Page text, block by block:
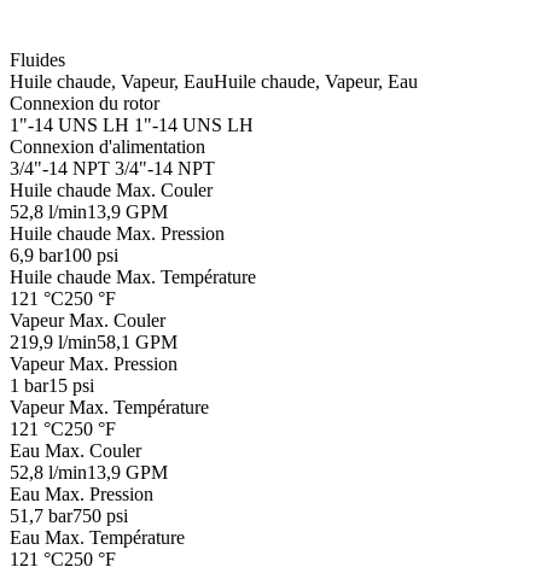
Fluides
Huile chaude, Vapeur, EauHuile chaude, Vapeur, Eau
Connexion du rotor
1"-14 UNS LH 1"-14 UNS LH
Connexion d'alimentation
3/4"-14 NPT 3/4"-14 NPT
Huile chaude Max. Couler
52,8 l/min13,9 GPM
Huile chaude Max. Pression
6,9 bar100 psi
Huile chaude Max. Température
121 °C250 °F
Vapeur Max. Couler
219,9 l/min58,1 GPM
Vapeur Max. Pression
1 bar15 psi
Vapeur Max. Température
121 °C250 °F
Eau Max. Couler
52,8 l/min13,9 GPM
Eau Max. Pression
51,7 bar750 psi
Eau Max. Température
121 °C250 °F